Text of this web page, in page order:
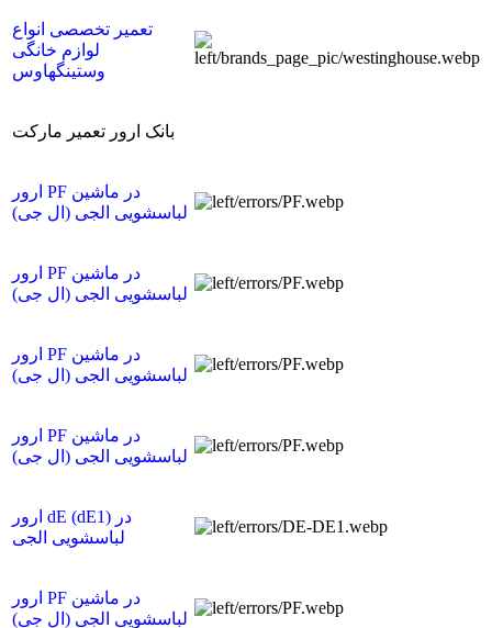
تعمیر تخصصی انواع
لوازم خانگی
وستینگهاوس
بانک ارور تعمیر مارکت
ارور PF در ماشین
لباسشویی الجی (ال جی)
ارور PF در ماشین
لباسشویی الجی (ال جی)
ارور PF در ماشین
لباسشویی الجی (ال جی)
ارور PF در ماشین
لباسشویی الجی (ال جی)
ارور dE (dE1) در
لباسشویی الجی
ارور PF در ماشین
لباسشویی الجی (ال جی)